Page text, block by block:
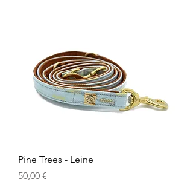
Pine Trees - Leine
Preis
50,00 €